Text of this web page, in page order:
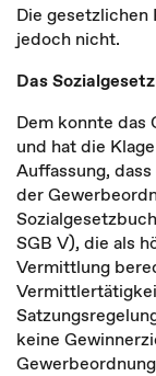
Die gesetzlichen
jedoch nicht.
Das
Dem konnte das
und hat die
Auffassung,
der
SGB V), die als
Vermittlung
keine